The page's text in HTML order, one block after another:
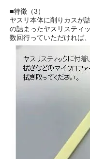
■特徴（3）
ヤスリ本体に削りカスが
の詰まったヤスリスティ
数回行っていただければ